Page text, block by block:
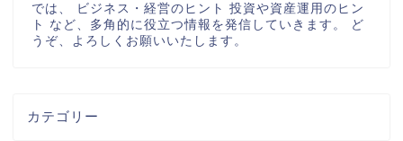
では、 ビジネス・経営のヒント 投資や資産運用のヒン
ト など、多角的に役立つ情報を発信していきます。 ど
うぞ、よろしくお願いいたします。
カテゴリー